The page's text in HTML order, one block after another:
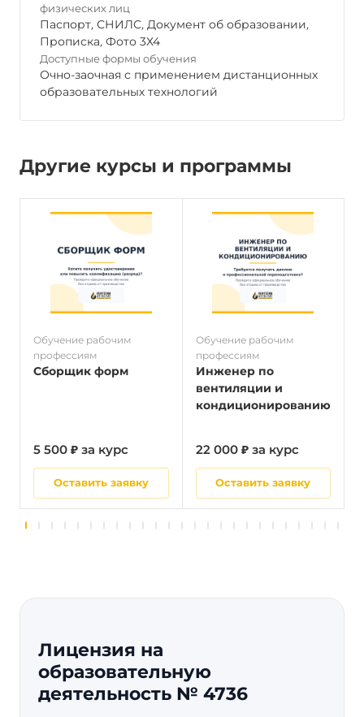
физических лиц
Паспорт, СНИЛС, Документ об образовании,
Прописка, Фото 3Х4
Доступные формы обучения
Очно-заочная с применением дистанционных
образовательных технологий
Другие курсы и программы
Обучение рабочим
профессиям
Сборщик форм
5 500 ₽ за курс
Оставить заявку
Обучение рабочим
профессиям
Инженер по
вентиляции и
кондиционированию
22 000 ₽ за курс
Оставить заявку
Лицензия на
образовательную
деятельность № 4736